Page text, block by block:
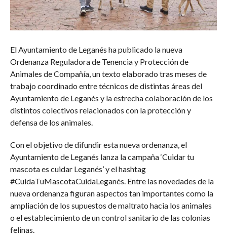
El Ayuntamiento de Leganés ha publicado la nueva
Ordenanza Reguladora de Tenencia y Protección de
Animales de Compañía, un texto elaborado tras meses de
trabajo coordinado entre técnicos de distintas áreas del
Ayuntamiento de Leganés y la estrecha colaboración de los
distintos colectivos relacionados con la protección y
defensa de los animales.
Con el objetivo de difundir esta nueva ordenanza, el
Ayuntamiento de Leganés lanza la campaña ‘Cuidar tu
mascota es cuidar Leganés’ y el hashtag
#CuidaTuMascotaCuidaLeganés. Entre las novedades de la
nueva ordenanza figuran aspectos tan importantes como la
ampliación de los supuestos de maltrato hacia los animales
o el establecimiento de un control sanitario de las colonias
felinas.